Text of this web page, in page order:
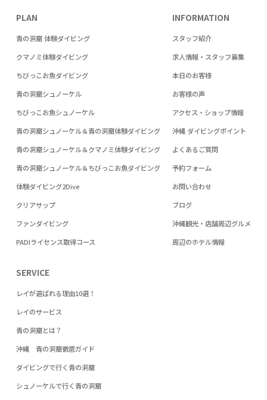
PLAN
青の洞窟 体験ダイビング
クマノミ体験ダイビング
ちびっこお魚ダイビング
青の洞窟シュノーケル
ちびっこお魚シュノーケル
青の洞窟シュノーケル＆青の洞窟体験ダイビング
青の洞窟シュノーケル＆クマノミ体験ダイビング
青の洞窟シュノーケル＆ちびっこお魚ダイビング
体験ダイビング2Dive
クリアサップ
ファンダイビング
PADIライセンス取得コース
SERVICE
レイが選ばれる理由10選！
レイのサービス
青の洞窟とは？
沖縄 青の洞窟徹底ガイド
ダイビングで行く青の洞窟
シュノーケルで行く青の洞窟
INFORMATION
スタッフ紹介
求人情報・スタッフ募集
本日のお客様
お客様の声
アクセス・ショップ情報
沖縄 ダイビングポイント
よくあるご質問
予約フォーム
お問い合わせ
ブログ
沖縄観光・店舗周辺グルメ
周辺のホテル情報